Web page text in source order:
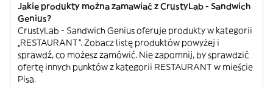
Jakie produkty można zamawiać z CrustyLab - Sandwich
Genius?
CrustyLab - Sandwich Genius oferuje produkty w kategorii
„RESTAURANT”. Zobacz listę produktów powyżej i
sprawdź, co możesz zamówić. Nie zapomnij, by sprawdzić
ofertę innych punktów z kategorii RESTAURANT w mieście
Pisa.